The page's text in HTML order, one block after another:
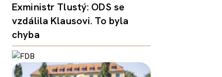
Exministr Tlustý: ODS se
vzdálila Klausovi. To byla
chyba